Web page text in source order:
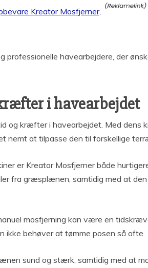
Kreator Mosfjerner,
havearbejdere, der
i havearbejdet
og kræfter i havearbejdet. Med dens
nemt at tilpasse den til forskellige
er Kreator Mosfjerner både
fra græsplænen, samtidig med at
mosfjerning kan være en
ikke behøver at tømme posen så ofte.
sund og stærk, samtidig med at